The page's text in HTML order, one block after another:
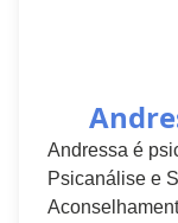
Andressa é
Psicanálise e